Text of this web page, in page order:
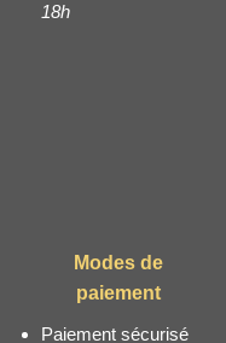
18h
Modes de
paiement
Paiement sécurisé